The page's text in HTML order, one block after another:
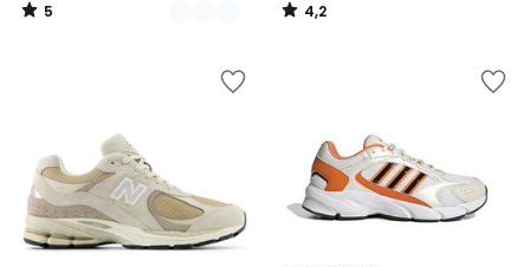
5
/
4,2
/